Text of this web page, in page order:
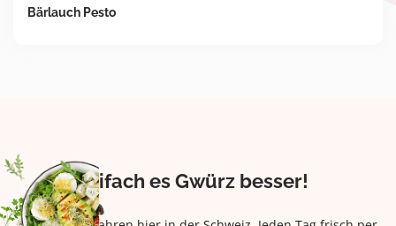
Bärlauch Pesto
Eifach es Gwürz besser!